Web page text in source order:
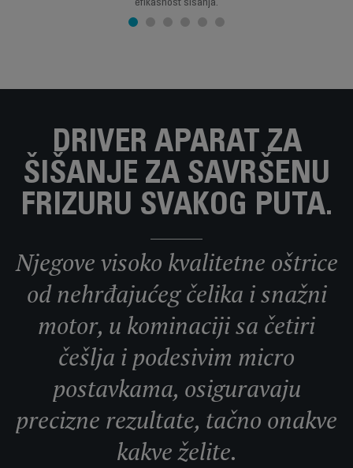
efikasnost šišanja.
DRIVER APARAT ZA
ŠIŠANJE ZA SAVRŠENU
FRIZURU SVAKOG PUTA.
Njegove visoko kvalitetne oštrice
od nehrđajućeg čelika i snažni
motor, u kominaciji sa četiri
češlja i podesivim micro
postavkama, osiguravaju
precizne rezultate, tačno onakve
kakve želite.